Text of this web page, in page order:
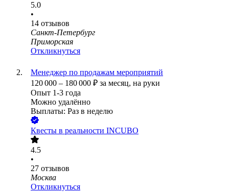
5.0
•
14 отзывов
Санкт-Петербург
Приморская
Откликнуться
Менеджер по продажам мероприятий
120 000 – 180 000 ₽ за месяц, на руки
Опыт 1-3 года
Можно удалённо
Выплаты: Раз в неделю
Квесты в реальности INCUBO
4.5
•
27 отзывов
Москва
Откликнуться